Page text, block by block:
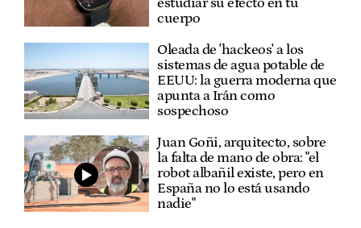
cuerpo
Oleada de 'hackeos' a los
sistemas de agua potable de
EEUU: la guerra moderna que
apunta a Irán como
sospechoso
Juan Goñi, arquitecto, sobre
la falta de mano de obra: "el
robot albañil existe, pero en
España no lo está usando
nadie"